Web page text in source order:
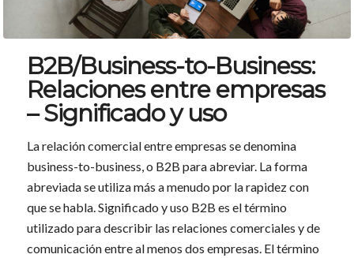
B2B/Business-to-Business:
Relaciones entre empresas
– Significado y uso
La relación comercial entre empresas se denomina
business-to-business, o B2B para abreviar. La forma
abreviada se utiliza más a menudo por la rapidez con
que se habla. Significado y uso B2B es el término
utilizado para describir las relaciones comerciales y de
comunicación entre al menos dos empresas. El término